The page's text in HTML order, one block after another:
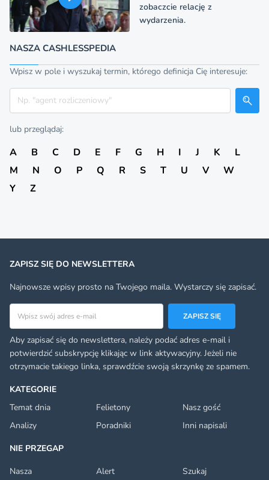
zobaczcie relację z
wydarzenia.
NASZA CASHLESSPEDIA
Wpisz w pole i wyszukaj termin, którego definicja Cię interesuje:
Szukaj
lub przeglądaj:
A B C D E F G H I J K
L
M
N O P Q R S T U V
W
Y
Z
KATEGORIE
Temat dnia
Felietony
Nasz gość
Analizy
Poradniki
Inni napisali
NIE PRZEGAP
Nasza
Alert Szukaj
ZAPISZ SIĘ DO NEWSLETTERA
Najnowsze wpisy prosto na Twojego maila. Wystarczy się zapisać.
Adres email
ZAPISZ SIĘ
Aby zapisać się do newslettera, należy podać adres e-mail i
potwierdzić subskrypcję klikając w link aktywacyjny. Jeżeli nie
otrzymacie takiego linka, sprawdźcie swoją skrzynkę ze spamem.